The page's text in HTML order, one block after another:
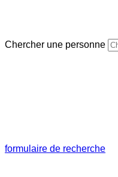
Chercher une personne
formulaire de recherche